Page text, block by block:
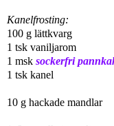
Kanelfrosting:
100 g lättkvarg
1 tsk vaniljarom
1 msk sockerfri
1 tsk kanel
10 g hackade mandlar